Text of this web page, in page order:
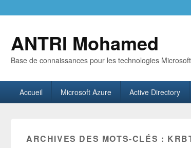
ANTRI Mohamed
Base de connaissances pour les technologies Microsoft
principalAccueil Microsoft Azure Active Directory
ARCHIVES DES MOTS-CLÉS :